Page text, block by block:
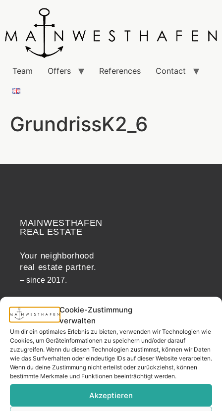
Cookie-Zustimmung
verwalten
Um dir ein optimales Erlebnis zu bieten, verwenden wir Technologien wie
Cookies, um Geräteinformationen zu speichern und/oder darauf
zuzugreifen. Wenn du diesen Technologien zustimmst, können wir Daten
wie das Surfverhalten oder eindeutige IDs auf dieser Website verarbeiten.
Wenn du deine Zustimmung nicht erteilst oder zurückziehst, können
bestimmte Merkmale und Funktionen beeinträchtigt werden.
Akzeptieren
Team Offers References Contact
GrundrissK2_6
MAINWESTHAFEN
REAL ESTATE
Your neighborhood
real estate partner.
– since 2017.
CONTACT
Address
Mainwesthafen Immobilien
Speicherstraße 5